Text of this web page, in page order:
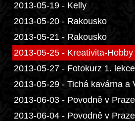
2013-05-19 - Kelly
2013-05-20 - Rakousko
2013-05-21 - Rakousko
2013-05-25 - Kreativita-Hobby
2013-05-27 - Fotokurz 1. lekce
2013-05-29 - Tichá kavárna a
2013-06-03 - Povodně v Praze
2013-06-04 - Povodně v Praze